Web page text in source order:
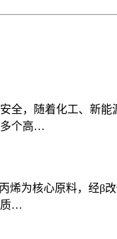
全，随着化工、新
多个高…
烯为核心原料，经
质…